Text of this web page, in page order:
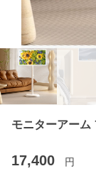
モニターアーム
17,400 円